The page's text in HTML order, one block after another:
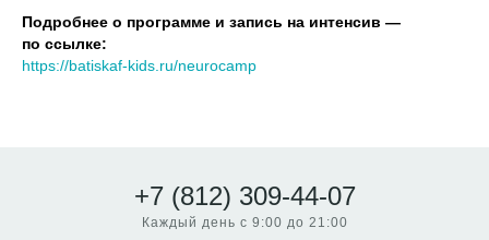
Подробнее о программе и запись на интенсив —
по ссылке:
https://batiskaf-kids.ru/neurocamp
+7 (812) 309-44-07
Каждый день с 9:00 до 21:00